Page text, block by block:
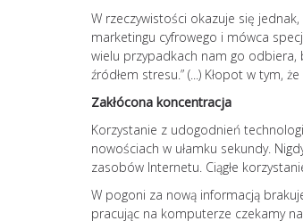
W rzeczywistości okazuje się jednak,
marketingu cyfrowego i mówca
wielu przypadkach nam go odbiera,
źródłem stresu.” (...) Kłopot w tym,
Zakłócona koncentracja
Korzystanie z udogodnień
nowościach w ułamku sekundy.
zasobów Internetu. Ciągłe
W pogoni za nową informacją
pracując na komputerze czekamy